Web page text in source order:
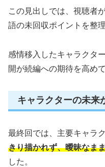
この見出しでは、視聴者
語の未回収ポイントを整
感情移入したキャラクタ
開が続編への期待を高め
キャラクターの未来
最終回では、主要キャラ
きり描かれず、曖昧なま
した。